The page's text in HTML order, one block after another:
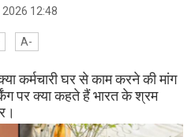
2026 12:48
A-
कर्मचारी घर से काम करने की मांग
पर क्या कहते हैं भारत के श्रम